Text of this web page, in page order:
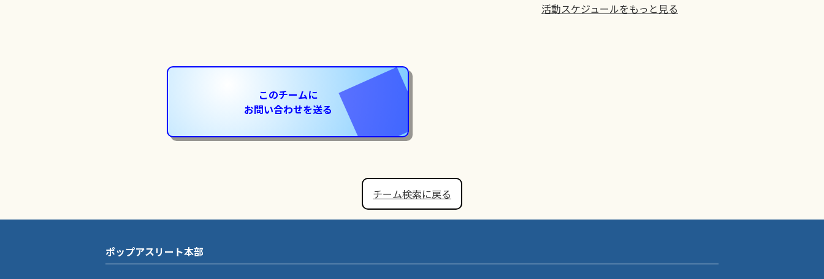
活動スケジュールをもっと見る
このチームに
お問い合わせを送る
チーム検索に戻る
ポップアスリート本部